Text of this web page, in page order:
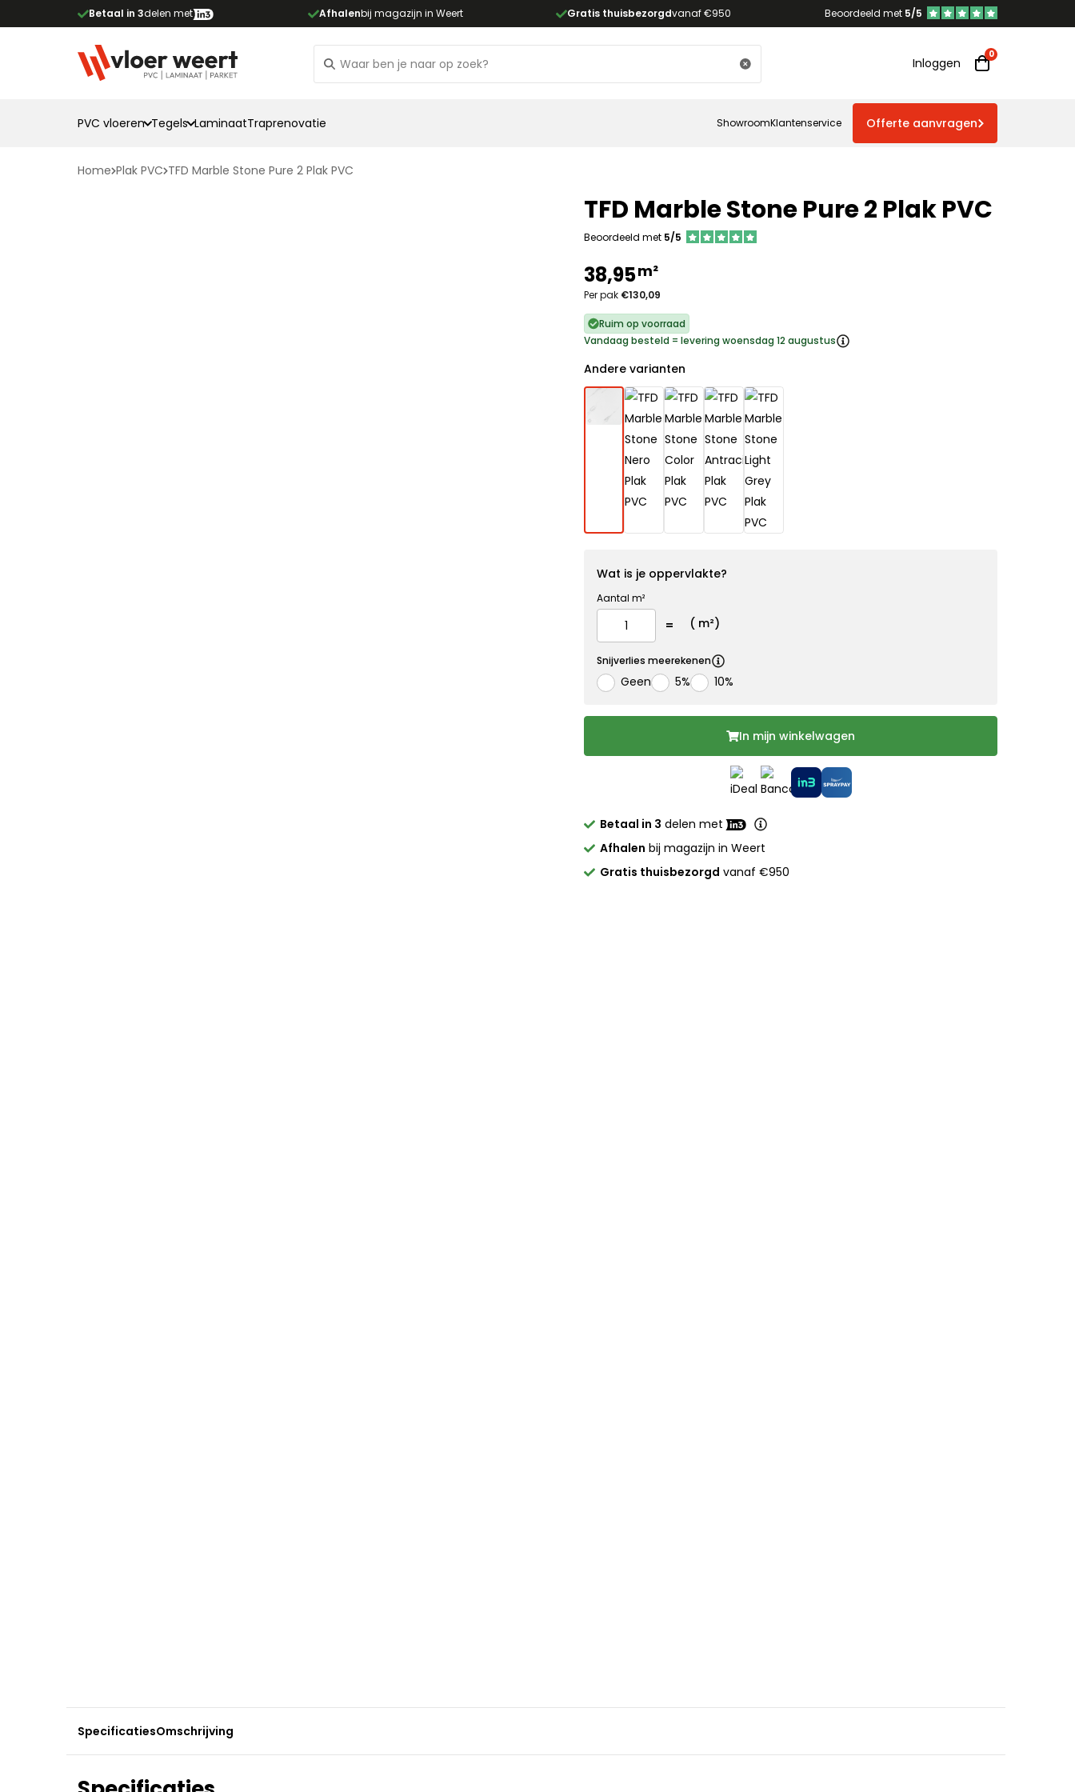
Betaal in 3delen met Afhalenbij magazijn in Weert Gratis thuisbezorgdvanaf €950 Beoordeeld met 5/5
Inloggen
PVC vloeren Tegels LaminaatTraprenovatie ShowroomKlantenservice Offerte aanvragen
Home Plak PVC TFD Marble Stone Pure 2 Plak PVC
TFD Marble Stone Pure 2 Plak PVC
Beoordeeld met 5/5
38,95m²
Per pak €130,09
Ruim op voorraad
Vandaag besteld = levering woensdag 12 augustus
Andere varianten
Wat is je oppervlakte?
Aantal m²
( m²)
Snijverlies meerekenen
Geen 5% 10%
In mijn winkelwagen
Betaal in 3 delen met
Afhalen bij magazijn in Weert
Gratis thuisbezorgd vanaf €950
SpecificatiesOmschrijving